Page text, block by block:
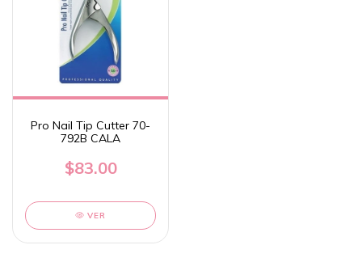
Pro Nail Tip Cutter 70-
792B CALA
$83.00
VER